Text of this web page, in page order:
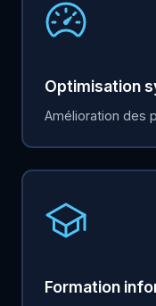
Optimisation
Amélioration des
Formation